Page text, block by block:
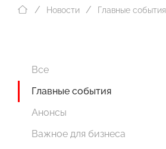
Новости Главные события
Все
Главные события
Анонсы
Важное для бизнеса